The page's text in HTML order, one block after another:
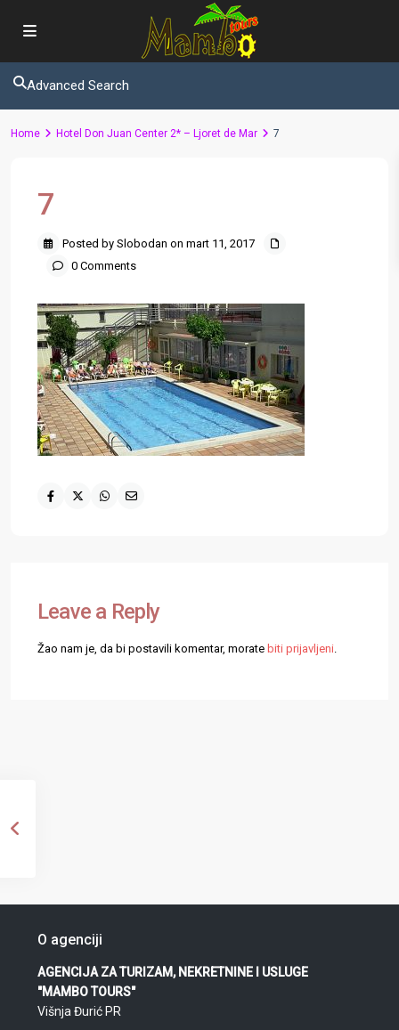
Advanced Search
Home Hotel Don Juan Center 2* – Ljoret de Mar 7
7
Posted by Slobodan on mart 11, 2017
0 Comments
Leave a Reply
Žao nam je, da bi postavili komentar, morate biti prijavljeni.
O agenciji
AGENCIJA ZA TURIZAM, NEKRETNINE I USLUGE
"MAMBO TOURS"
Višnja Đurić PR